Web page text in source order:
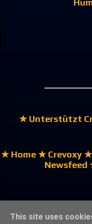
★ Unterstützt
★ Home★ Crevoxy★
Newsfeed
This site uses